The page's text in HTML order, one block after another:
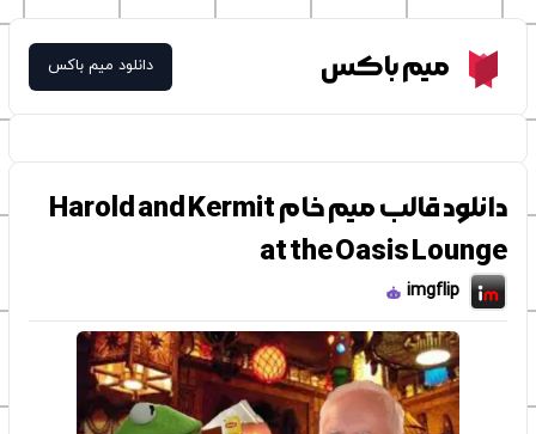
Meme Boxمیم باکس دانلود میم باکس
دانلود قالب میم خام Harold and Kermit
at the Oasis Lounge
imgflip